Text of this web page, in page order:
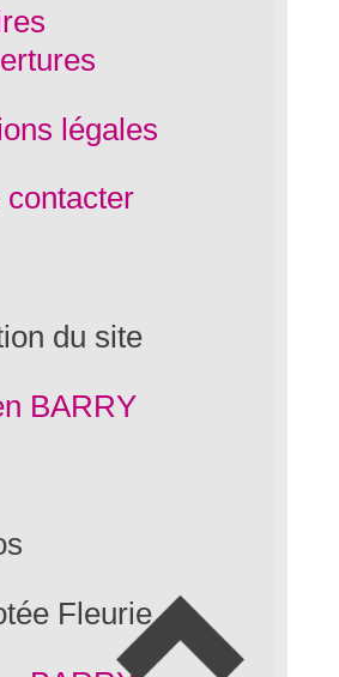
légales
contacter
du site
BARRY
Fleurie